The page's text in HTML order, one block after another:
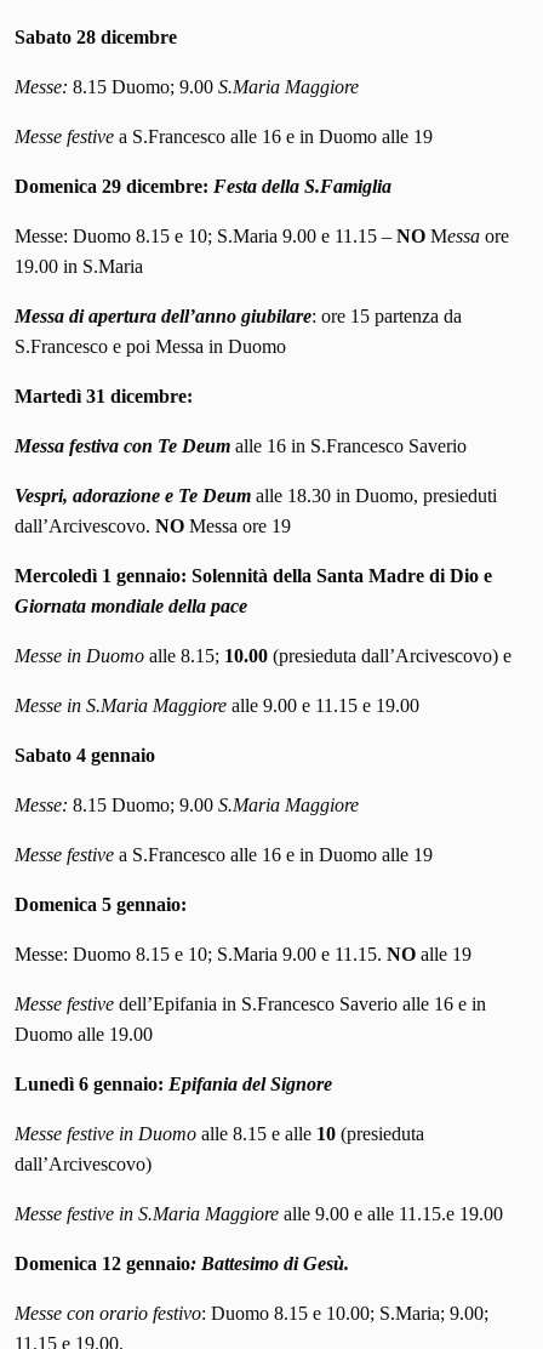
Sabato 28 dicembre
Messe: 8.15 Duomo; 9.00 S.Maria Maggiore
Messe festive a S.Francesco alle 16 e in Duomo alle 19
Domenica 29 dicembre: Festa della S.Famiglia
Messe: Duomo 8.15 e 10; S.Maria 9.00 e 11.15 – NO Messa ore
19.00 in S.Maria
Messa di apertura dell’anno giubilare: ore 15 partenza da
S.Francesco e poi Messa in Duomo
Martedì 31 dicembre:
Messa festiva con Te Deum alle 16 in S.Francesco Saverio
Vespri, adorazione e Te Deum alle 18.30 in Duomo, presieduti
dall’Arcivescovo. NO Messa ore 19
Mercoledì 1 gennaio: Solennità della Santa Madre di Dio e
Giornata mondiale della pace
Messe in Duomo alle 8.15; 10.00 (presieduta dall’Arcivescovo) e
Messe in S.Maria Maggiore alle 9.00 e 11.15 e 19.00
Sabato 4 gennaio
Messe: 8.15 Duomo; 9.00 S.Maria Maggiore
Messe festive a S.Francesco alle 16 e in Duomo alle 19
Domenica 5 gennaio:
Messe: Duomo 8.15 e 10; S.Maria 9.00 e 11.15. NO alle 19
Messe festive dell’Epifania in S.Francesco Saverio alle 16 e in
Duomo alle 19.00
Lunedì 6 gennaio: Epifania del Signore
Messe festive in Duomo alle 8.15 e alle 10 (presieduta
dall’Arcivescovo)
Messe festive in S.Maria Maggiore alle 9.00 e alle 11.15.e 19.00
Domenica 12 gennaio: Battesimo di Gesù.
Messe con orario festivo: Duomo 8.15 e 10.00; S.Maria; 9.00;
11.15 e 19.00.